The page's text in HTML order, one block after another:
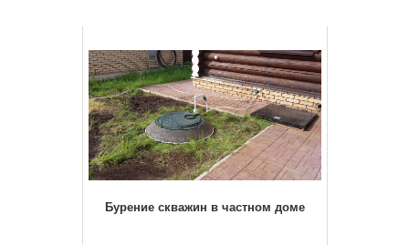
Бурение скважин в частном доме